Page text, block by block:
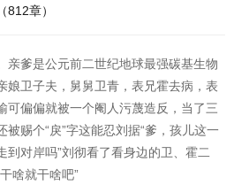
（812章）
亲爹是公元前二世纪地球最强碳基生物
娘卫子夫，舅舅卫青，表兄霍去病，表
可偏偏就被一个阉人污蔑造反，当了三
赐个“戾”字这能忍刘据“爹，孩儿这一
到对岸吗”刘彻看了看身边的卫、霍二
啥就干啥吧”